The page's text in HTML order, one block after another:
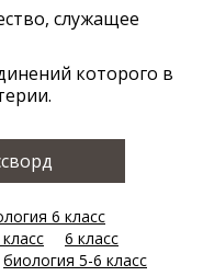
служащее
которого в
6 класс
6 класс
биология 5-6 класс